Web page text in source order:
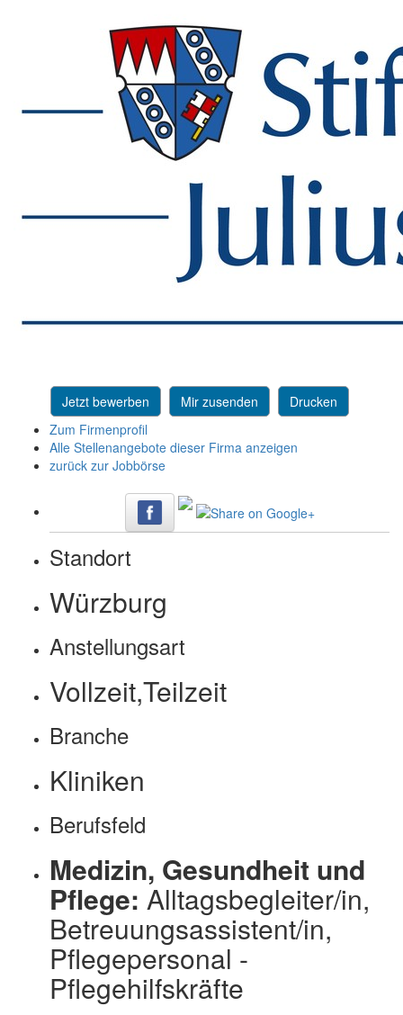
Jetzt bewerben Mir zusenden
Drucken
Zum Firmenprofil
Alle Stellenangebote dieser Firma anzeigen
zurück zur Jobbörse
Standort
Würzburg
Anstellungsart
Vollzeit,Teilzeit
Branche
Kliniken
Berufsfeld
Medizin, Gesundheit und
Pflege: Alltagsbegleiter/in,
Betreuungsassistent/in,
Pflegepersonal -
Pflegehilfskräfte